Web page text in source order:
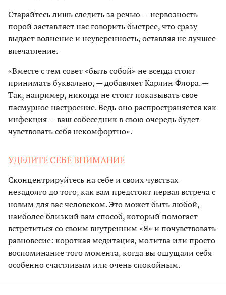
Старайтесь лишь следить за речью — нервозность
порой заставляет нас говорить быстрее, что сразу
выдает волнение и неуверенность, оставляя не лучшее
впечатление.
«Вместе с тем совет «быть собой» не всегда стоит
принимать буквально, — добавляет Карлин Флора. —
Так, например, никогда не стоит показывать свое
пасмурное настроение. Ведь оно распространяется как
инфекция — ваш собеседник в свою очередь будет
чувствовать себя некомфортно».
УДЕЛИТЕ СЕБЕ ВНИМАНИЕ
Сконцентрируйтесь на себе и своих чувствах
незадолго до того, как вам предстоит первая встреча с
новым для вас человеком. Это может быть любой,
наиболее близкий вам способ, который помогает
встретиться со своим внутренним «Я» и почувствовать
равновесие: короткая медитация, молитва или просто
воспоминание того момента, когда вы ощущали себя
особенно счастливым или очень спокойным.